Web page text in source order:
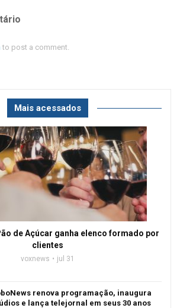
to post a comment.
Mais acessados
de Açúcar ganha elenco formado por
clientes
voxnews jul 31
renova programação, inaugura
e lança telejornal em seus 30 anos